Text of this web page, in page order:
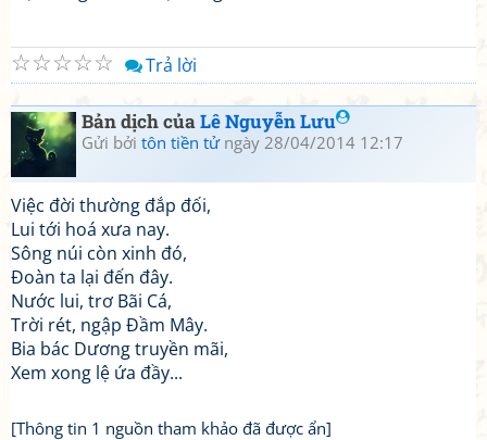
☆
☆
☆
☆
☆ Trả lời
Bản dịch củaLê Nguyễn Lưu
Gửi bởi tôn tiền tửngày 28/04/2014 12:17
Việc đời thường đắp đối,
Lui tới hoá xưa nay.
Sông núi còn xinh đó,
Đoàn ta lại đến đây.
Nước lui, trơ Bãi Cá,
Trời rét, ngập Đầm Mây.
Bia bác Dương truyền mãi,
Xem xong lệ ứa đầy...
[Thông tin 1 nguồn tham khảo đã được ẩn]